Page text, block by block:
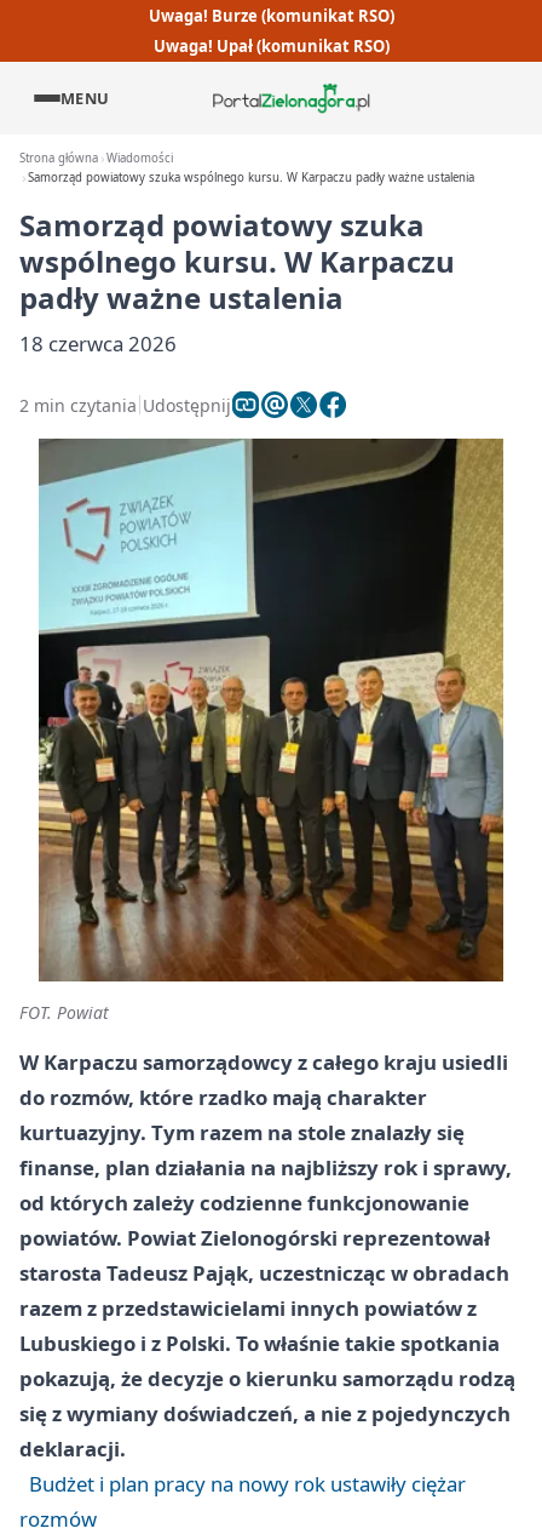
Uwaga! Burze (komunikat RSO)
Uwaga! Upał (komunikat RSO)
MENU
Strona główna Wiadomości
Samorząd powiatowy szuka wspólnego kursu. W Karpaczu padły ważne ustalenia
Samorząd powiatowy szuka
wspólnego kursu. W Karpaczu
padły ważne ustalenia
18 czerwca 2026
2 min czytania Udostępnij
FOT. Powiat
W Karpaczu samorządowcy z całego kraju usiedli
do rozmów, które rzadko mają charakter
kurtuazyjny. Tym razem na stole znalazły się
finanse, plan działania na najbliższy rok i sprawy,
od których zależy codzienne funkcjonowanie
powiatów. Powiat Zielonogórski reprezentował
starosta Tadeusz Pająk, uczestnicząc w obradach
razem z przedstawicielami innych powiatów z
Lubuskiego i z Polski. To właśnie takie spotkania
pokazują, że decyzje o kierunku samorządu rodzą
się z wymiany doświadczeń, a nie z pojedynczych
deklaracji.
Budżet i plan pracy na nowy rok ustawiły ciężar
rozmów